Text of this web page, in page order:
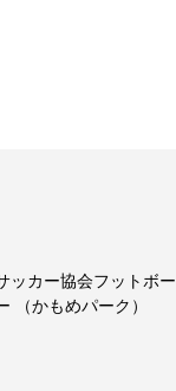
ッカー協会フットボー
（かもめパーク）